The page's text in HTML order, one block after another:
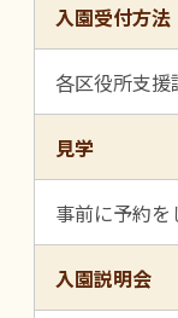
入園受付方法
各区役所支
見学
事前に予約を
入園説明会